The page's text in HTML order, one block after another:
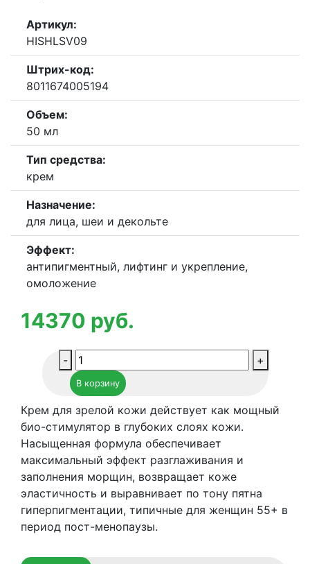
Артикул:
HISHLSV09
Штрих-код:
8011674005194
Объем:
50 мл
Тип средства:
крем
Назначение:
для лица, шеи и декольте
Эффект:
антипигментный, лифтинг и укрепление,
омоложение
14370 руб.
Количество
товара
Крем-
филлер
для
зрелой
кожи
55+
SPF10
Histomer
BIO
Supreme
- +
В корзину
Крем для зрелой кожи действует как мощный
био-стимулятор в глубоких слоях кожи.
Насыщенная формула обеспечивает
максимальный эффект разглаживания и
заполнения морщин, возвращает коже
эластичность и выравнивает по тону пятна
гиперпигментации, типичные для женщин 55+ в
период пост-менопаузы.